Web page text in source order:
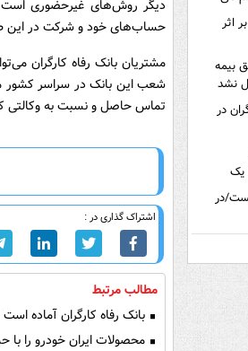
اثر
بیمه
نشد
در
یک
در
دیگر روش‌های غیرحضوری است
حساب‌های خود و شرکت در این
مشتریان بانک رفاه کارگران
تماس حاصل و نسبت به وکالتی
اشتراک گذاری در :
مطالب مرتبط
بانک رفاه کارگران آماده
محصولات ایران خودرو را با